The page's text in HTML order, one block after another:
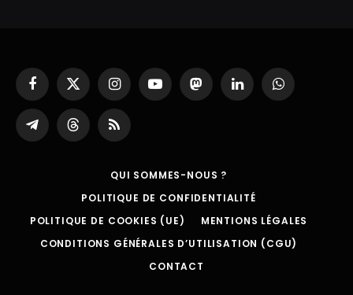
Facebook
X
(Twitter)
InstagramYouTubeMastodonLinkedInWhatsApp
Partager
sur
ThreadsRSS
QUI SOMMES-NOUS ?
POLITIQUE DE CONFIDENTIALITÉ
POLITIQUE DE COOKIES (UE)
MENTIONS LÉGALES
CONDITIONS GÉNÉRALES D’UTILISATION (CGU)
CONTACT